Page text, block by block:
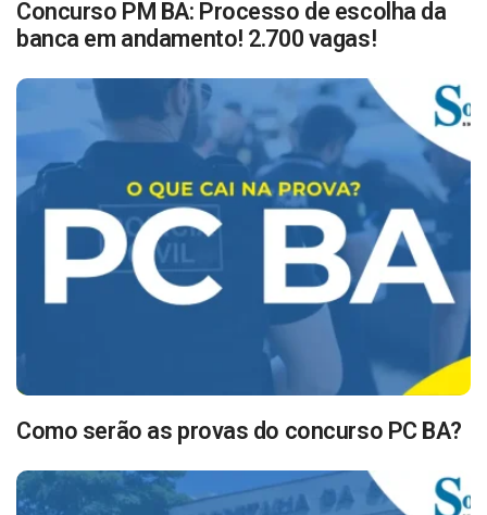
Concurso PM BA: Processo de escolha da
banca em andamento! 2.700 vagas!
Como serão as provas do concurso PC BA?